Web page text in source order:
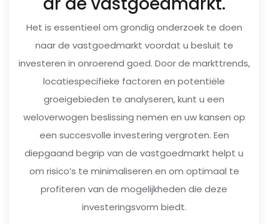
Het is essentieel om grondig onderzoek te doen
naar de vastgoedmarkt voordat u besluit te
investeren in onroerend goed. Door de markttrends,
locatiespecifieke factoren en potentiële
groeigebieden te analyseren, kunt u een
weloverwogen beslissing nemen en uw kansen op
een succesvolle investering vergroten. Een
diepgaand begrip van de vastgoedmarkt helpt u
om risico’s te minimaliseren en om optimaal te
profiteren van de mogelijkheden die deze
investeringsvorm biedt.